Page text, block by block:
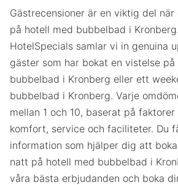
Gästrecensioner är en viktig del
på hotell med bubbelbad i
HotelSpecials samlar vi in genuina
gäster som har bokat en vistelse
bubbelbad i Kronberg eller ett
bubbelbad i Kronberg. Varje
mellan 1 och 10, baserat på
komfort, service och faciliteter. Du
information som hjälper dig att
natt på hotell med bubbelbad i
våra bästa erbjudanden och boka